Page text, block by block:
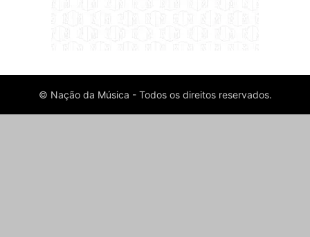
© Nação da Música - Todos os direitos reservados.